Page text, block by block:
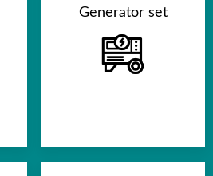
Generator set